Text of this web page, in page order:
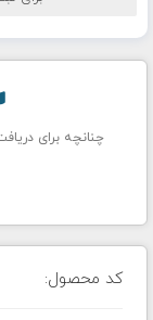
چنانچه برای
کد محصول: